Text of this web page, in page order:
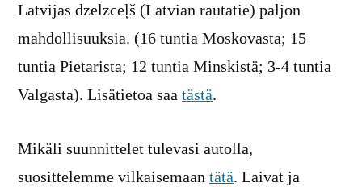
Latvijas dzelzceļš (Latvian rautatie) paljon
mahdollisuuksia. (16 tuntia Moskovasta; 15
tuntia Pietarista; 12 tuntia Minskistä; 3-4 tuntia
Valgasta). Lisätietoa saa tästä.
Mikäli suunnittelet tulevasi autolla,
suosittelemme vilkaisemaan tätä. Laivat ja